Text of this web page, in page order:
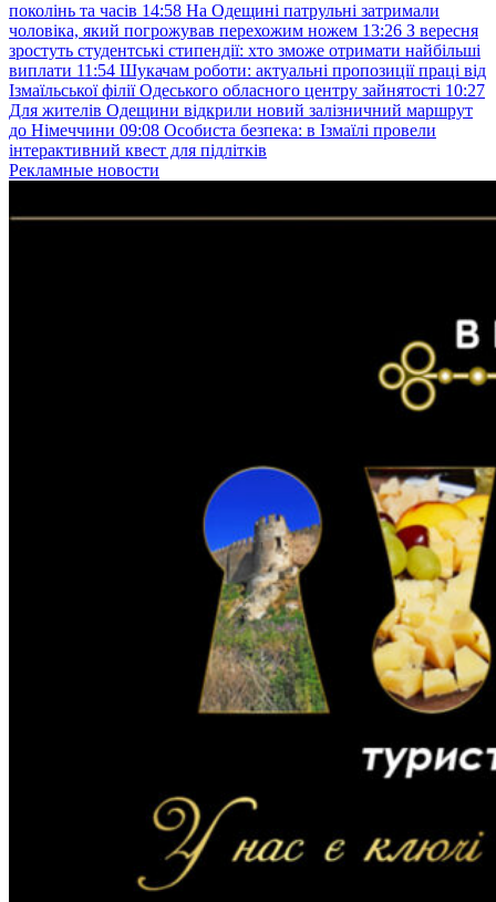
поколінь та часів 14:58 На Одещині патрульні затримали
чоловіка, який погрожував перехожим ножем 13:26 З вересня
зростуть студентські стипендії: хто зможе отримати найбільші
виплати 11:54 Шукачам роботи: актуальні пропозиції праці від
Ізмаїльської філії Одеського обласного центру зайнятості 10:27
Для жителів Одещини відкрили новий залізничний маршрут
до Німеччини 09:08 Особиста безпека: в Ізмаїлі провели
інтерактивний квест для підлітків
Рекламные новости